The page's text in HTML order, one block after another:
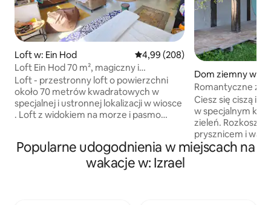
Loft w: Ein Hod Średnia ocena: 4,99 na 5, liczba
4,99 (208)
Loft Ein Hod 70 m², magiczny i
spektakularny panoramiczny widok na
morze i góry
Loft - przestronny loft o powierzchni
około 70 metrów kwadratowych w
specjalnej i ustronnej lokalizacji w wiosce
. Loft z widokiem na morze i pasmo
zachody słońca. Wnętrze loftu jest
ozdobione naturalnymi materiałami z
obrzeżami, które oświetlają przestrzeń i
Dom ziemny w:
Romantyczne zakwaterowanie dla 2
osób z widokiem
Ciesz się ciszą i
w specjalnym
zieleń. Rozkoszuj
prysznicem i
Wyjątkowy
odsłoniętej
Popularne udogodnienia w miejscach na
wakacje w: Izrael